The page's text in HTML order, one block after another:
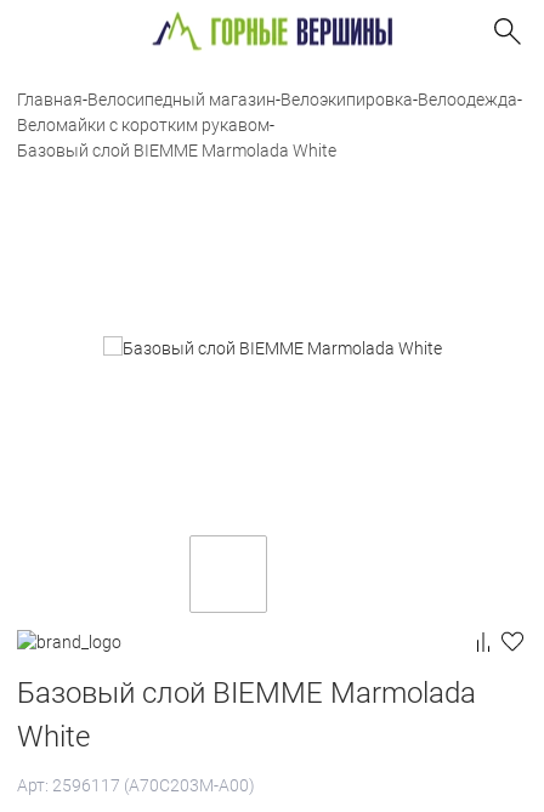
Главная-Велосипедный магазин-Велоэкипировка-Велоодежда-
Веломайки с коротким рукавом-
Базовый слой BIEMME Marmolada White
Базовый слой BIEMME Marmolada
White
Арт: 2596117 (A70C203M-A00)